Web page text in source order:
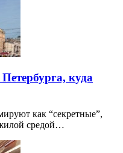
куда
как “секретные”,
средой…